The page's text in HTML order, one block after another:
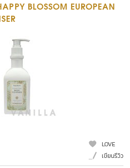
BLOSSOM EUROPEAN
LOVE
เขียนรีวิว